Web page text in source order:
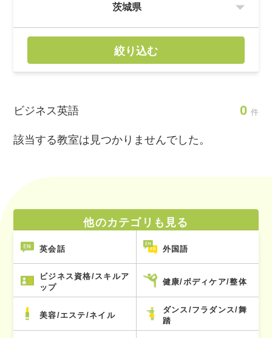
絞り込む
ビジネス英語 0 件
該当する教室は見つかりませんでした。
他のカテゴリも見る
英会話 外国語
ビジネス資格/スキルア
ップ
健康/ボディケア/整体
美容/エステ/ネイル
ダンス/フラダンス/舞
踏